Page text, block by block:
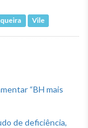
Vile
“BH mais
de deficiência,